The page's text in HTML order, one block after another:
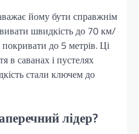
йому бути справжнім
швидкість до 70 км/
до 5 метрів. Ці
в саванах і пустелях
стали ключем до
лідер?